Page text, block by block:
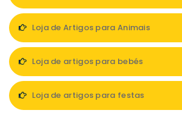
Loja de Artigos para Animais
Loja de artigos para bebés
Loja de artigos para festas